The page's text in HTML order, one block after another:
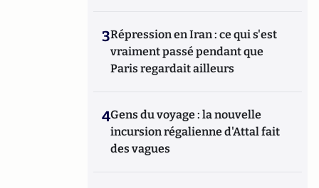
3Répression en Iran : ce qui s'est
vraiment passé pendant que
Paris regardait ailleurs
4Gens du voyage : la nouvelle
incursion régalienne d'Attal fait
des vagues